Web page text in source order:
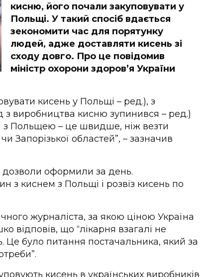
кисню, його почали закуповувати у
Польщі. У такий спосіб вдається
зекономити час для порятунку
людей, адже доставляти кисень зі
сходу довго. Про це повідомив
міністр охорони здоров’я України
кисень у Польщі – ред.), з
з виробництва кисню зупинився – ред.)
з Польщею – це швидше, ніж везти
Запорізької областей”, – зазначив
дозволи оформили за день.
з киснем з Польщі і розвіз кисень по
журналіста, за якою ціною Україна
відповів, що “лікарня взагалі не
Це було питання постачальника, який за
кисень в українських виробників